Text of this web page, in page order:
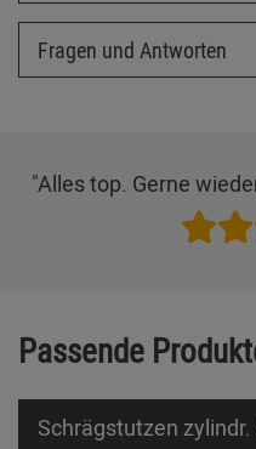
Fragen und Antworten
"Alles top. Gerne
Passende
Schrägstutzen